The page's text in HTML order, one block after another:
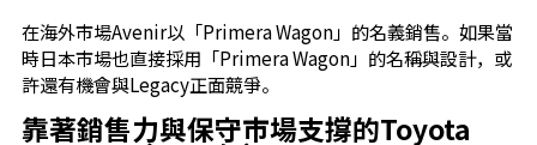
在海外市場Avenir以「Primera Wagon」的名義銷售。如果當
時日本市場也直接採用「Primera Wagon」的名稱與設計，或
許還有機會與Legacy正面競爭。
靠著銷售力與保守市場支撐的Toyota